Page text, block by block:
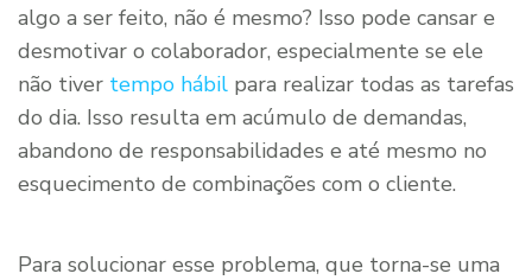
algo a ser feito, não é mesmo? Isso pode cansar e
desmotivar o colaborador, especialmente se ele
não tiver tempo hábil para realizar todas as tarefas
do dia. Isso resulta em acúmulo de demandas,
abandono de responsabilidades e até mesmo no
esquecimento de combinações com o cliente.
Para solucionar esse problema, que torna-se uma